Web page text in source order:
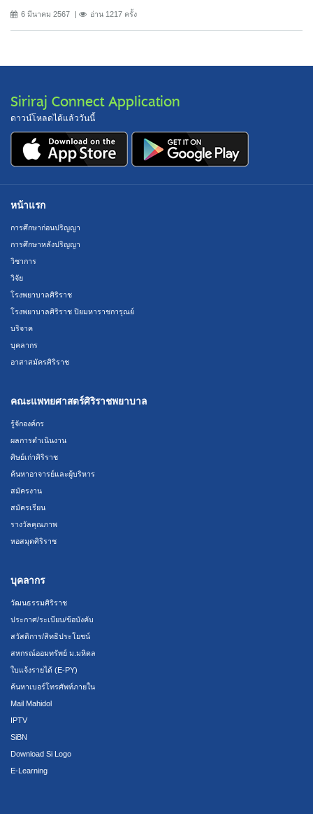
6 มีนาคม 2567 อ่าน 1217 ครั้ง
Siriraj Connect Application
ดาวน์โหลดได้แล้ววันนี้
หน้าแรก
การศึกษาก่อนปริญญา
การศึกษาหลังปริญญา
วิชาการ
วิจัย
โรงพยาบาลศิริราช
โรงพยาบาลศิริราช ปิยมหาราชการุณย์
บริจาค
บุคลากร
อาสาสมัครศิริราช
คณะแพทยศาสตร์ศิริราชพยาบาล
รู้จักองค์กร
ผลการดำเนินงาน
ศิษย์เก่าศิริราช
ค้นหาอาจารย์และผู้บริหาร
สมัครงาน
สมัครเรียน
รางวัลคุณภาพ
หอสมุดศิริราช
บุคลากร
วัฒนธรรมศิริราช
ประกาศ/ระเบียบ/ข้อบังคับ
สวัสดิการ/สิทธิประโยชน์
สหกรณ์ออมทรัพย์ ม.มหิดล
ใบแจ้งรายได้ (E-PY)
ค้นหาเบอร์โทรศัพท์ภายใน
Mail Mahidol
IPTV
SiBN
Download Si Logo
E-Learning